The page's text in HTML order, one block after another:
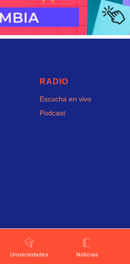
RADIO
Escucha en vivo
Podcast
Universidades Noticias